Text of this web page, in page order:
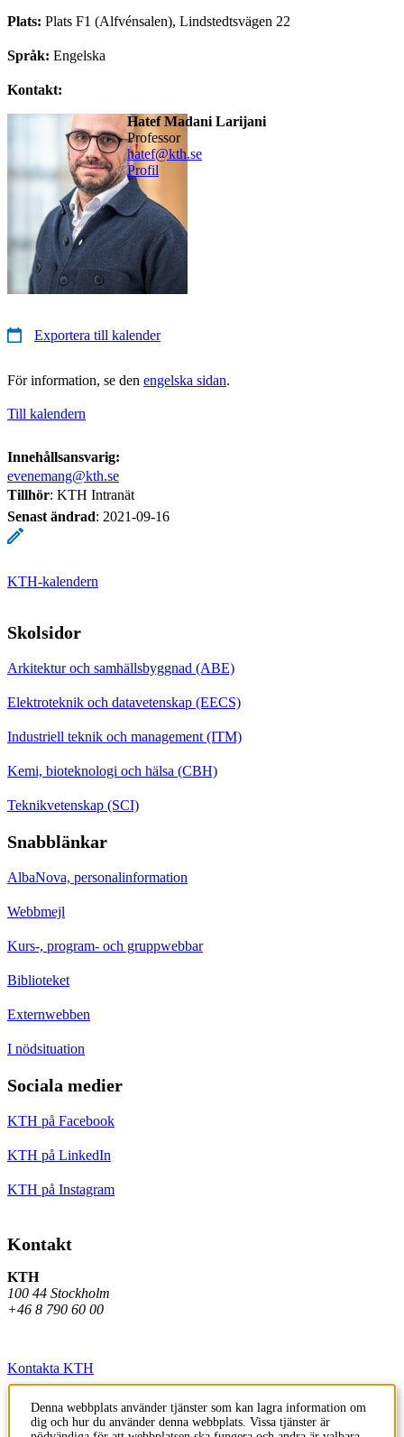
Plats: Plats F1 (Alfvénsalen), Lindstedtsvägen 22
Språk: Engelska
Kontakt:
Hatef Madani Larijani
professor
hatef@kth.se
Profil
Exportera till kalender
För information, se den engelska sidan.
Till kalendern
Innehållsansvarig:
evenemang@kth.se
Tillhör: KTH Intranät
Senast ändrad: 2021-09-16
KTH-kalendern
Skolsidor
Arkitektur och samhällsbyggnad (ABE)
Elektroteknik och datavetenskap (EECS)
Industriell teknik och management (ITM)
Kemi, bioteknologi och hälsa (CBH)
Teknikvetenskap (SCI)
Snabblänkar
AlbaNova, personalinformation
Webbmejl
Kurs-, program- och gruppwebbar
Biblioteket
Externwebben
I nödsituation
Sociala medier
KTH på Facebook
KTH på LinkedIn
KTH på Instagram
Kontakt
KTH
100 44 Stockholm
+46 8 790 60 00
Kontakta KTH
Jobba på KTH
Denna webbplats använder tjänster som kan lagra information om
dig och hur du använder denna webbplats. Vissa tjänster är